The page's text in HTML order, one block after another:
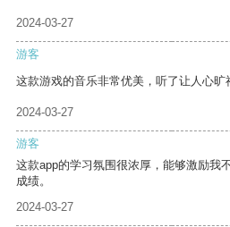
2024-03-27
游客
这款游戏的音乐非常优美，听了让人心旷
2024-03-27
游客
这款app的学习氛围很浓厚，能够激励我
成绩。
2024-03-27